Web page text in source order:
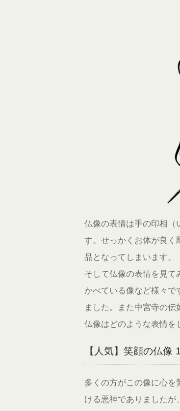
仏像の表情は手の印相（
す。せっかくお体が良く
品となってしまいます。
そして仏像の表情を見
かべている像など様々
ました。また中宮寺の伝
仏像はどのような表情を
【人気】笑顔の仏
多くの方がこの像に心
ける悪神でありましたが